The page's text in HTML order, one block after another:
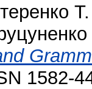
1582-